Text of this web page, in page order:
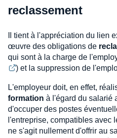
reclassement
Il tient à l'appréciation du lien
œuvre des obligations de
qui sont à la charge de
) et la suppression de
L'employeur doit, en effet,
formation à l'égard du salarié
d'occuper des postes
l'entreprise, compatibles avec
ne s'agit nullement d'offrir au